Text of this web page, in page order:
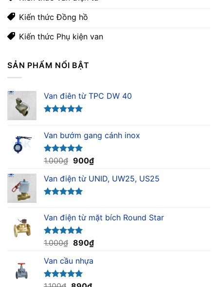
Kiến thức Đồng hồ
Kiến thức Phụ kiện van
SẢN PHẨM NỔI BẬT
Van điên từ TPC DW 40
5 sao
Van bướm gang cánh inox
Được xếp
5.00
5 sao
1.000₫ Giá
là:
1.000₫.
900₫Giá
tại
Van điện từ UNID, UW25, US25
5 sao
Van điện từ mặt bích Round Star
Được xếp
5.00
5 sao
1.000₫ Giá
là:
1.000₫.
890₫Giá
Van cầu nhựa
Được xếp